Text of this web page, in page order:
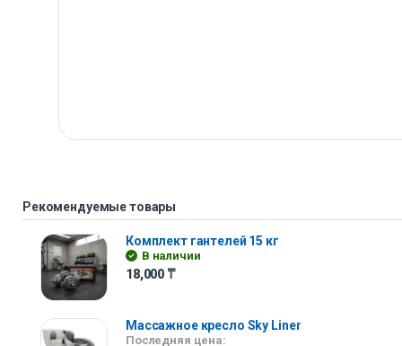
Рекомендуемые товары
Комплект гантелей 15 кг
В наличии
18,000 ₸
Массажное кресло Sky Liner
Последняя цена: